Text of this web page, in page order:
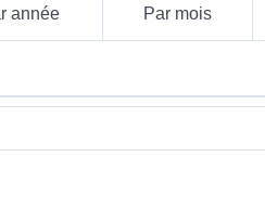
année Par mois